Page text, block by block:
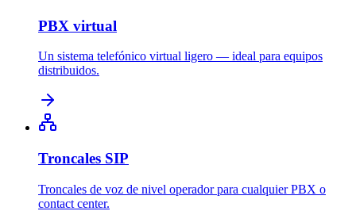
PBX virtual
Un sistema telefónico virtual ligero — ideal para equipos
distribuidos.
Troncales SIP
Troncales de voz de nivel operador para cualquier PBX o
contact center.